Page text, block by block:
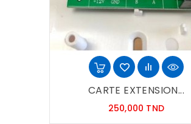
CARTE EXTENSION...
250,000 TNDPrix